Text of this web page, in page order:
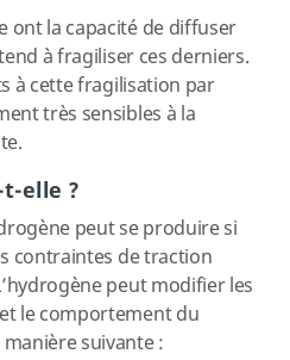
ont la capacité de diffuser
à fragiliser ces derniers.
à cette fragilisation par
très sensibles à la
elle ?
peut se produire si
contraintes de traction
peut modifier les
le comportement du
suivante :